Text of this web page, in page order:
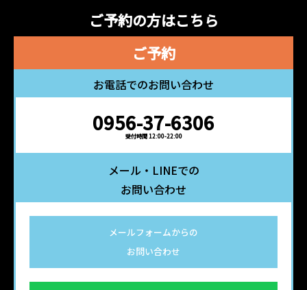
ご予約の方はこちら
ご予約
お電話でのお問い合わせ
0956-37-6306
受付時間 12:00-22:00
メール・LINEでの
お問い合わせ
メールフォームからの
お問い合わせ